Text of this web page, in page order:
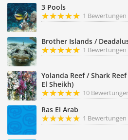
3 Pools
1 Bewertungen
Brother Islands /
1 Bewertungen
Yolanda Reef / Shark
El Sheikh)
10
Ras El Arab
1 Bewertungen